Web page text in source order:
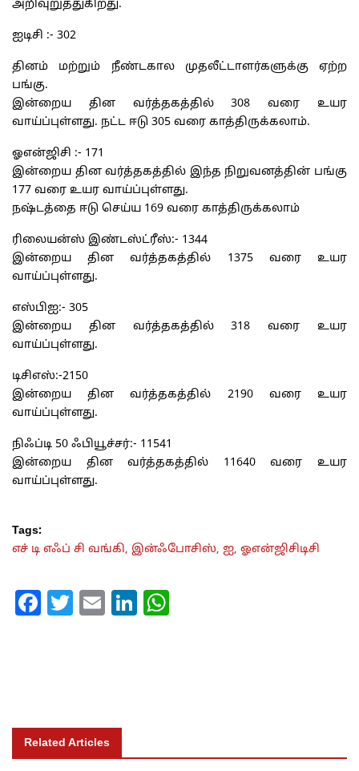
அறிவுறுத்துகிறது.
ஐடிசி :- 302
தினம் மற்றும் நீண்டகால முதலீட்டாளர்களுக்கு ஏற்ற
பங்கு.
இன்றைய தின வர்த்தகத்தில் 308 வரை உயர
வாய்ப்புள்ளது. நட்ட ஈடு 305 வரை காத்திருக்கலாம்.
ஓஎன்ஜிசி :- 171
இன்றைய தின வர்த்தகத்தில் இந்த நிறுவனத்தின் பங்கு
177 வரை உயர வாய்ப்புள்ளது.
நஷ்டத்தை ஈடு செய்ய 169 வரை‌ காத்திருக்கலாம்
ரிலையன்ஸ் இண்டஸ்ட்ரீஸ்:- 1344
இன்றைய தின வர்த்தகத்தில் 1375 வரை உயர
வாய்ப்புள்ளது.
எஸ்பிஐ:- 305
இன்றைய தின வர்த்தகத்தில் 318 வரை உயர
வாய்ப்புள்ளது.
டிசிஎஸ்:-2150
இன்றைய தின வர்த்தகத்தில் 2190 வரை உயர
வாய்ப்புள்ளது.
நிஃப்டி 50 ஃபியூச்சர்:- 11541
இன்றைய தின வர்த்தகத்தில் 11640 வரை உயர
வாய்ப்புள்ளது.
Tags:
எச் டி எஃப் சி வங்கி, இன்ஃபோசிஸ், ஐ, ஓஎன்ஜிசிடிசி
Facebook
Twitter
EmailLinkedIn
Related Articles